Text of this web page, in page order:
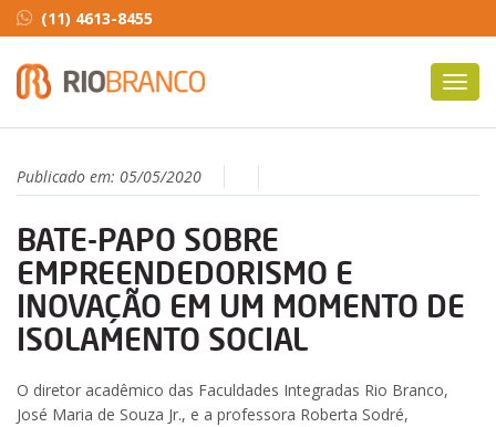
(11) 4613-8455
Publicado em: 05/05/2020
BATE-PAPO SOBRE
EMPREENDEDORISMO E
INOVAÇÃO EM UM MOMENTO DE
ISOLAMENTO SOCIAL
O diretor acadêmico das Faculdades Integradas Rio Branco,
José Maria de Souza Jr., e a professora Roberta Sodré,